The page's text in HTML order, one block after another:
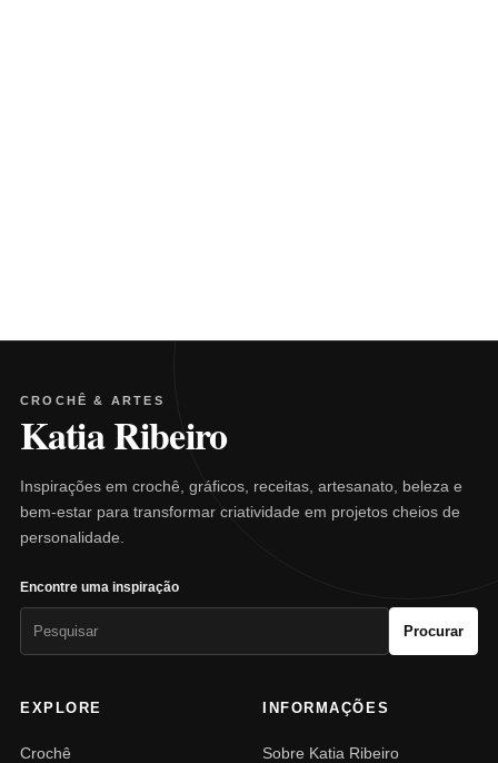
CROCHÊ & ARTES
Katia Ribeiro
Inspirações em crochê, gráficos, receitas, artesanato, beleza e
bem-estar para transformar criatividade em projetos cheios de
personalidade.
Encontre uma inspiração
Procurar
EXPLORE
Crochê
INFORMAÇÕES
Sobre Katia Ribeiro